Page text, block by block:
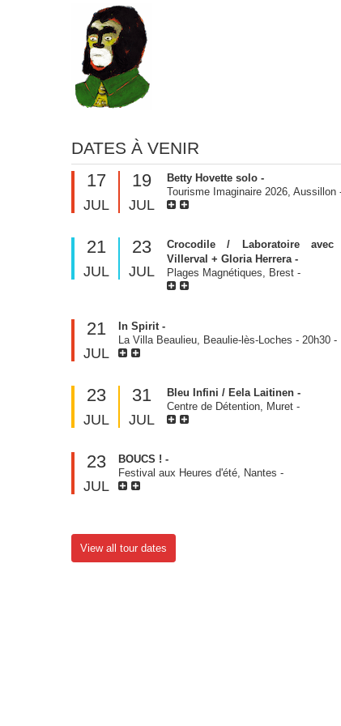
DATES À VENIR
17
JUL
19
JUL
Betty Hovette solo -
Tourisme Imaginaire 2026, Aussillon
21
JUL
23
JUL
Crocodile / Laboratoire avec
Villerval + Gloria Herrera -
Plages Magnétiques, Brest -
21
JUL
In Spirit -
La Villa Beaulieu, Beaulie-lès-Loches - 20h30 -
23
JUL
31
JUL
Bleu Infini / Eela Laitinen -
Centre de Détention, Muret -
23
JUL
BOUCS ! -
Festival aux Heures d'été, Nantes -
View all tour dates